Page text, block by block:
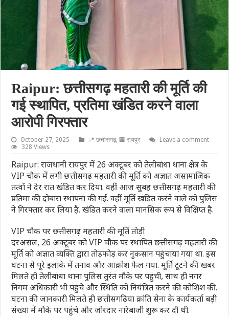
Raipur: छत्तीसगढ़ महतारी की मूर्ति की
गई स्थापित, प्रतिमा खंडित करने वाला
आरोपी गिरफ्तार
October 27, 2025 📍 छत्तीसगढ़, 🏢 रायपुर
Leave a comment
328 Views
Raipur: राजधानी रायपुर में 26 अक्टूबर को तेलीबांधा थाना क्षेत्र के
VIP चौक में लगी छत्तीसगढ़ महतारी की मूर्ति को अज्ञात असामाजिक
तत्वों ने देर रात खंडित कर दिया. वहीं आज सुबह छत्तीसगढ़ महतारी की
प्रतिमा की दोबारा स्थापना की गई. वहीं मूर्ति खंडित करने वाले को पुलिस
ने गिरफ्तार कर लिया है. खंडित करने वाला मानसिक रूप से विक्षिप्त है.
VIP चौक पर छत्तीसगढ़ महतारी की मूर्ति तोड़ी
दरअसल, 26 अक्टूबर को VIP चौक पर स्थापित छत्तीसगढ़ महतारी की
मूर्ति को अज्ञात व्यक्ति द्वारा तोड़फोड़ कर नुकसान पहुंचाया गया था. इस
घटना से पूरे इलाके में तनाव और आक्रोश फैल गया. मूर्ति टूटने की खबर
मिलते ही तेलीबांधा थाना पुलिस तुरंत मौके पर पहुंची, साथ ही नगर
निगम अधिकारी भी पहुंचे और स्थिति को नियंत्रित करने की कोशिश की.
घटना की जानकारी मिलते ही छत्तीसगढ़िया क्रांति सेना के कार्यकर्ता बड़ी
संख्या में मौके पर पहुंचे और जोरदार नारेबाजी शुरू कर दी थी.